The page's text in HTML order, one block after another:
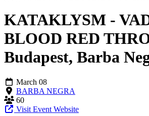
KATAKLYSM -
BLOOD RED
Budapest, Barba
March 08
BARBA NEGRA
60
Visit Event Website